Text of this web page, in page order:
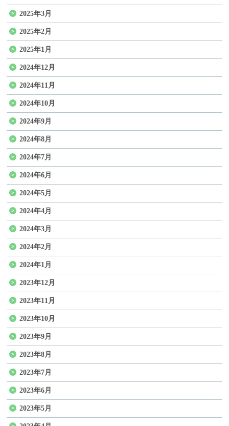
2025年3月
2025年2月
2025年1月
2024年12月
2024年11月
2024年10月
2024年9月
2024年8月
2024年7月
2024年6月
2024年5月
2024年4月
2024年3月
2024年2月
2024年1月
2023年12月
2023年11月
2023年10月
2023年9月
2023年8月
2023年7月
2023年6月
2023年5月